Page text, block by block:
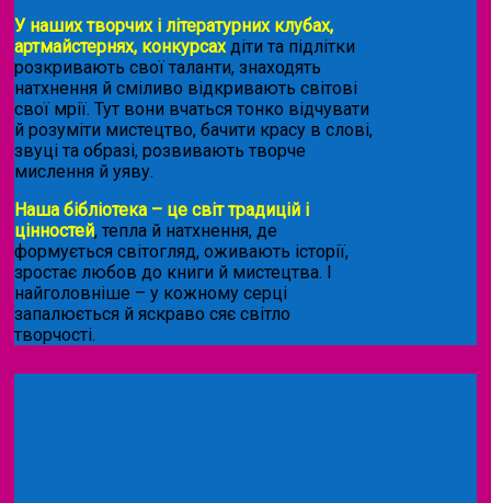
У наших творчих і літературних клубах,
артмайстернях, конкурсахдіти та підлітки
розкривають свої таланти, знаходять
натхнення й сміливо відкривають світові
свої мрії. Тут вони вчаться тонко відчувати
й розуміти мистецтво, бачити красу в слові,
звуці та образі, розвивають творче
мислення й уяву.
Наша бібліотека – це світ традицій і
цінностей, тепла й натхнення, де
формується світогляд, оживають історії,
зростає любов до книги й мистецтва. І
найголовніше – у кожному серці
запалюється й яскраво сяє світло
творчості.